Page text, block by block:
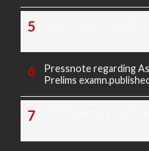
Pressnote regarding
Prelims